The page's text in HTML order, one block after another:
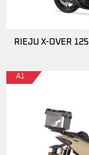
RIEJU X-OVER 125
A1